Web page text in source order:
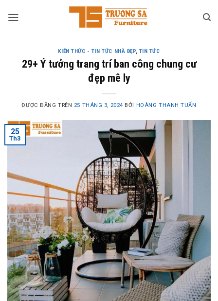
KIẾN THỨC - TIN TỨC NHÀ ĐẸP, TIN TỨC
29+ Ý tưởng trang trí ban công chung cư
đẹp mê ly
ĐƯỢC ĐĂNG TRÊN 25 THÁNG 3, 2024 BỞI HOÀNG THANH TUẤN
25
Th3